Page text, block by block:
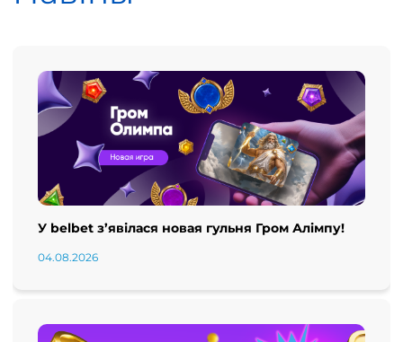
У belbet з’явілася новая гульня Гром Алімпу!
04.08.2026